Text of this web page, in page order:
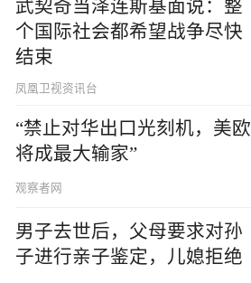
武契奇当泽连斯基面说：整
个国际社会都希望战争尽快
结束
凤凰卫视资讯台
“禁止对华出口光刻机，美欧
将成最大输家”
观察者网
男子去世后，父母要求对孙
子进行亲子鉴定，儿媳拒绝